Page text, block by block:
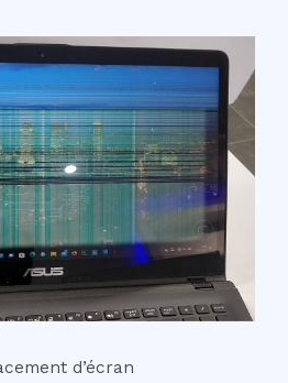
d’écran